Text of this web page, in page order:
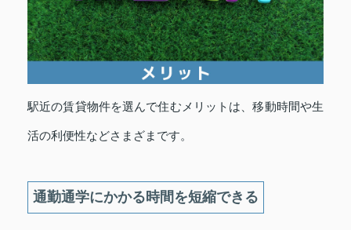
駅近の賃貸物件を選んで住むメリットは、移動時間や生
活の利便性などさまざまです。
通勤通学にかかる時間を短縮できる